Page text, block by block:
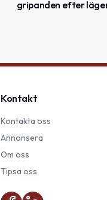
gripanden efter
Kontakt
Kontakta oss
Annonsera
Om oss
Tipsa oss